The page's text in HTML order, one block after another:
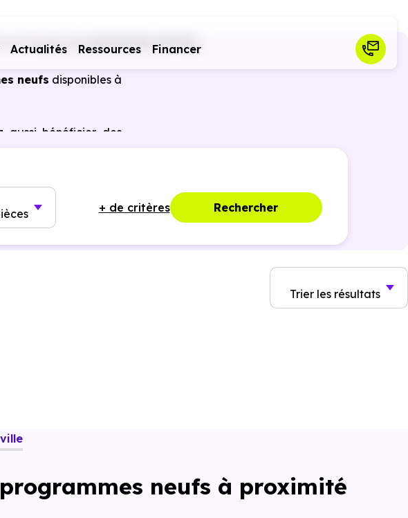
Actualités Ressources Financer
et-Moselle (54) Bralleville (54740)
neufs disponibles à
aussi bénéficier des
+ de critères Rechercher
Trier les résultats
neufs à proximité